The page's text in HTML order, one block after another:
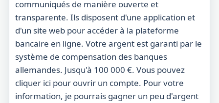
communiqués de manière ouverte et
transparente. Ils disposent d'une application et
d'un site web pour accéder à la plateforme
bancaire en ligne. Votre argent est garanti par le
système de compensation des banques
allemandes. Jusqu'à 100 000 €. Vous pouvez
cliquer ici pour ouvrir un compte. Pour votre
information, je pourrais gagner un peu d'argent